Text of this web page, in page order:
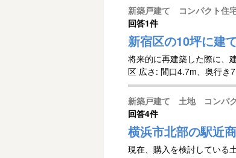
新築戸建て コンパクト住
回答1件
新宿区の10坪に建
将来的に再建築した際に、
区 広さ: 間口4.7m、奥行き
新築戸建て 土地 コンパ
回答4件
横浜市北部の駅近
現在、購入を検討している